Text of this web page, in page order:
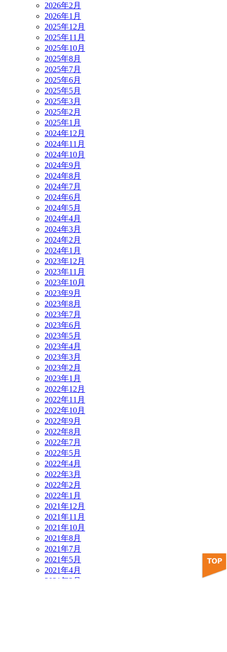
2026年2月
2026年1月
2025年12月
2025年11月
2025年10月
2025年8月
2025年7月
2025年6月
2025年5月
2025年3月
2025年2月
2025年1月
2024年12月
2024年11月
2024年10月
2024年9月
2024年8月
2024年7月
2024年6月
2024年5月
2024年4月
2024年3月
2024年2月
2024年1月
2023年12月
2023年11月
2023年10月
2023年9月
2023年8月
2023年7月
2023年6月
2023年5月
2023年4月
2023年3月
2023年2月
2023年1月
2022年12月
2022年11月
2022年10月
2022年9月
2022年8月
2022年7月
2022年5月
2022年4月
2022年3月
2022年2月
2022年1月
2021年12月
2021年11月
2021年10月
2021年8月
2021年7月
2021年5月
2021年4月
2021年3月